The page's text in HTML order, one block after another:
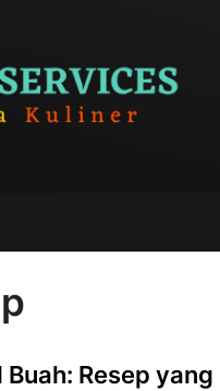
Buah: Resep